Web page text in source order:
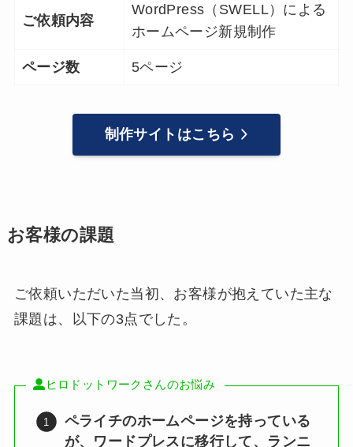
ご依頼内容
WordPress（SWELL）による
ホームページ新規制作
ページ数 5ページ
制作サイトはこちら
お客様の課題
ご依頼いただいた当初、お客様が抱えていた主な
課題は、以下の3点でした。
ヒロドットワークさんのお悩み
ペライチのホームページを持っている
が、ワードプレスに移行して、ランニ